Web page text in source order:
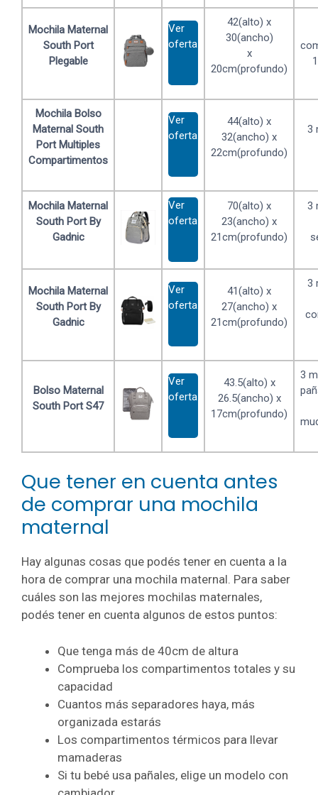
Mochila Maternal
South Port
Plegable
Ver
oferta
42(alto) x
30(ancho)
x
20cm(profundo)
Mochila Bolso
Maternal South
Port Multiples
Compartimentos
Ver
oferta
44(alto) x
32(ancho) x
22cm(profundo)
3
Mochila Maternal
South Port By
Gadnic
Ver
oferta
70(alto) x
23(ancho) x
21cm(profundo)
3
Mochila Maternal
South Port By
Gadnic
Ver
oferta
41(alto) x
27(ancho) x
21cm(profundo)
3
Bolso Maternal
South Port S47
Ver
oferta
43.5(alto) x
26.5(ancho) x
17cm(profundo)
3
Que tener en cuenta antes
de comprar una mochila
maternal
Hay algunas cosas que podés tener en cuenta a la
hora de comprar una mochila maternal. Para saber
cuáles son las mejores mochilas maternales,
podés tener en cuenta algunos de estos puntos:
Que tenga más de 40cm de altura
Comprueba los compartimentos totales y su
capacidad
Cuantos más separadores haya, más
organizada estarás
Los compartimentos térmicos para llevar
mamaderas
Si tu bebé usa pañales, elige un modelo con